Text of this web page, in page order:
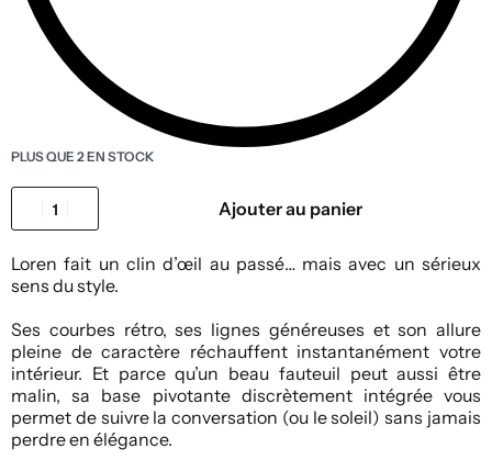
PLUS QUE 2 EN STOCK
Ajouter au panier
Loren fait un clin d’œil au passé… mais avec un sérieux
sens du style.
Ses courbes rétro, ses lignes généreuses et son allure
pleine de caractère réchauffent instantanément votre
intérieur. Et parce qu’un beau fauteuil peut aussi être
malin, sa base pivotante discrètement intégrée vous
permet de suivre la conversation (ou le soleil) sans jamais
perdre en élégance.